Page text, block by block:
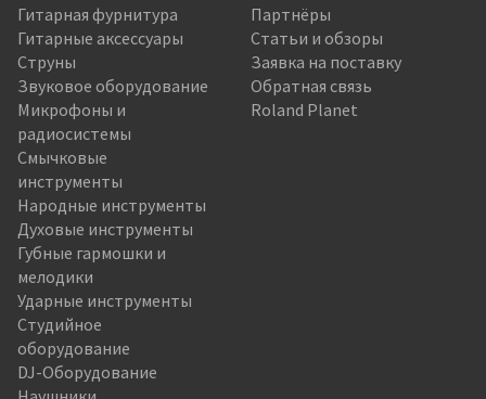
Гитарная фурнитура
Гитарные аксессуары
Струны
Звуковое оборудование
Микрофоны и
радиосистемы
Смычковые
инструменты
Народные инструменты
Духовые инструменты
Губные гармошки и
мелодики
Ударные инструменты
Студийное
оборудование
DJ-Оборудование
Партнёры
Статьи и обзоры
Заявка на поставку
Обратная связь
Roland Planet